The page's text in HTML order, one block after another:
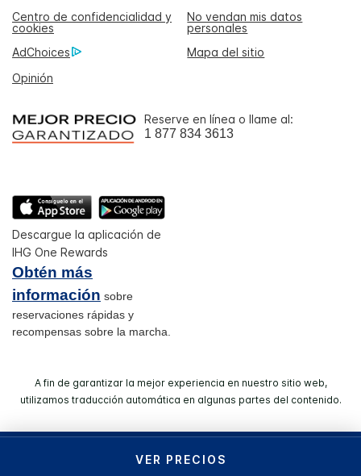
VER PRECIOS
Centro de confidencialidad y
cookies
No vendan mis datos
personales
AdChoices
Mapa del sitio
Opinión
Reserve en línea o llame al:
1 877 834 3613
Descargue la aplicación de
IHG One Rewards
Obtén más
información sobre
reservaciones rápidas y
recompensas sobre la marcha.
A fin de garantizar la mejor experiencia en nuestro sitio web,
utilizamos traducción automática en algunas partes del contenido.
© 2026 IHG. Todos los derechos reservados. La mayoría de